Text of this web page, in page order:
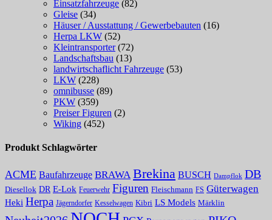
Einsatzfahrzeuge (82)
Gleise (34)
Häuser / Ausstattung / Gewerbebauten (16)
Herpa LKW (52)
Kleintransporter (72)
Landschaftsbau (13)
landwirtschaflicht Fahrzeuge (53)
LKW (228)
omnibusse (89)
PKW (359)
Preiser Figuren (2)
Wiking (452)
Produkt Schlagwörter
ACME Baufahrzeuge BRAWA Brekina BUSCH Dampflok DB
Diesellok DR E-Lok Feuerwehr Figuren Fleischmann FS Güterwagen
Heki Herpa Jägerndorfer Kesselwagen Kibri LS Models Märklin